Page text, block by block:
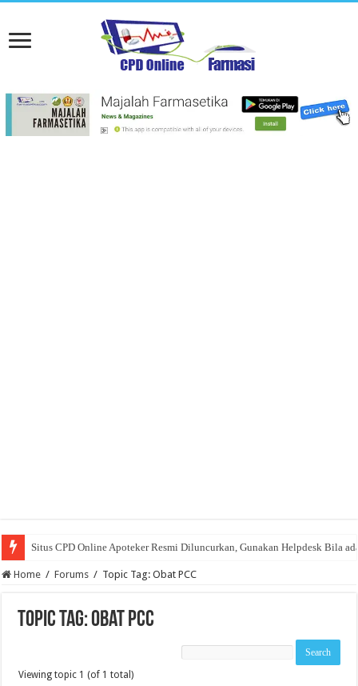
Situs CPD Online Apoteker Resmi Diluncurkan, Gunakan Helpdesk Bila
Home / Forums / Topic Tag: Obat PCC
Topic Tag: Obat PCC
Viewing topic 1 (of 1 total)